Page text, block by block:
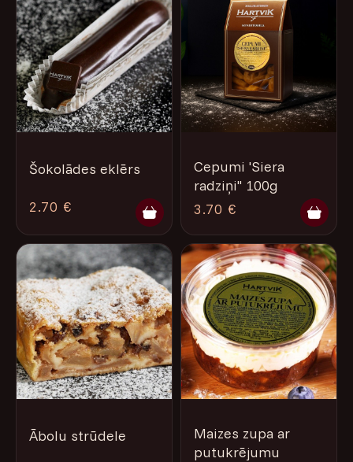
Šokolādes eklērs
2.70 €
Cepumi 'Siera
radziņi'' 100g
3.70 €
Ābolu strūdele
Maizes zupa ar
putukrējumu